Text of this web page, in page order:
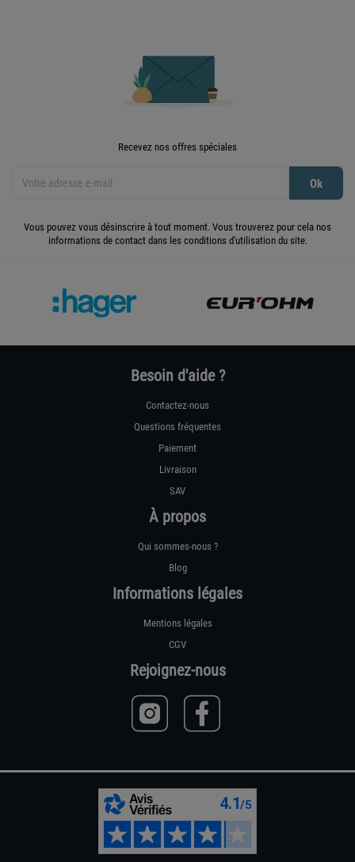
Recevez nos offres spéciales
Vous pouvez vous désinscrire à tout moment. Vous trouverez pour cela nos
informations de contact dans les conditions d'utilisation du site.
Besoin d'aide ?
Contactez-nous
Questions fréquentes
Paiement
Livraison
SAV
À propos
Qui sommes-nous ?
Blog
Informations légales
Mentions légales
CGV
Rejoignez-nous